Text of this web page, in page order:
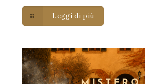
Leggi di più